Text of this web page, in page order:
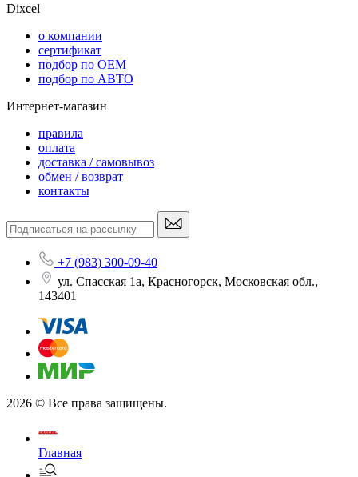
Dixcel
o компании
сертификат
подбор по OEM
подбор по АВТО
Интернет-магазин
правила
оплата
доставка / самовывоз
обмен / возврат
контакты
+7 (983) 300-09-40
ул. Спасская 1а, Красногорск, Московская обл.,
143401
2026 © Все права защищены.
Главная